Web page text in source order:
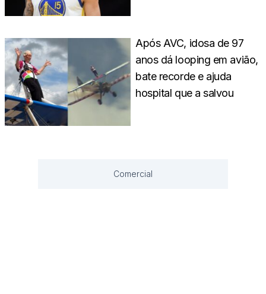
Após AVC, idosa de 97
anos dá looping em avião,
bate recorde e ajuda
hospital que a salvou
Comercial